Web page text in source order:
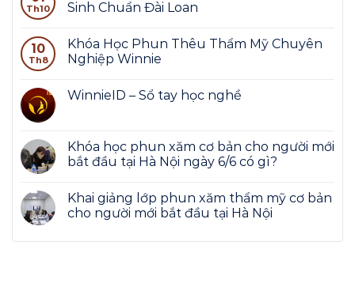
Th10
Sinh Chuẩn Đài Loan
10
Th8
Khóa Học Phun Thêu Thẩm Mỹ Chuyên
Nghiệp Winnie
WinnieID – Sổ tay học nghề
Khóa học phun xăm cơ bản cho người mới
bắt đầu tại Hà Nội ngày 6/6 có gì?
Khai giảng lớp phun xăm thẩm mỹ cơ bản
cho người mới bắt đầu tại Hà Nội